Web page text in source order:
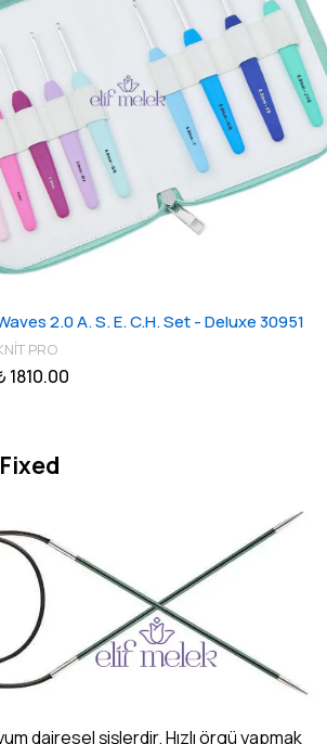
2.0 A. S. E. C.H. Set - Deluxe 30951
PRO
1810.00
dairesel şişlerdir. Hızlı örgü yapmak